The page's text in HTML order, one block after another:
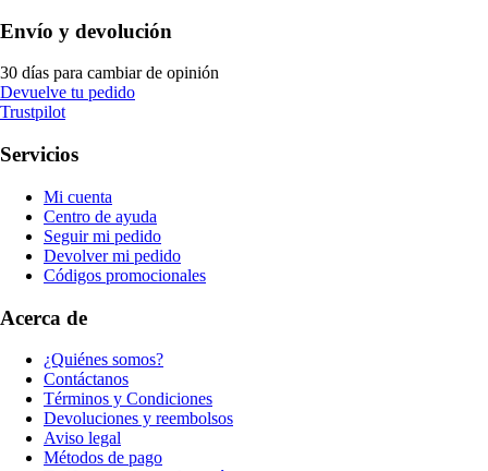
Envío y devolución
30 días para cambiar de opinión
Devuelve tu pedido
Trustpilot
Servicios
Mi cuenta
Centro de ayuda
Seguir mi pedido
Devolver mi pedido
Códigos promocionales
Acerca de
¿Quiénes somos?
Contáctanos
Términos y Condiciones
Devoluciones y reembolsos
Aviso legal
Métodos de pago